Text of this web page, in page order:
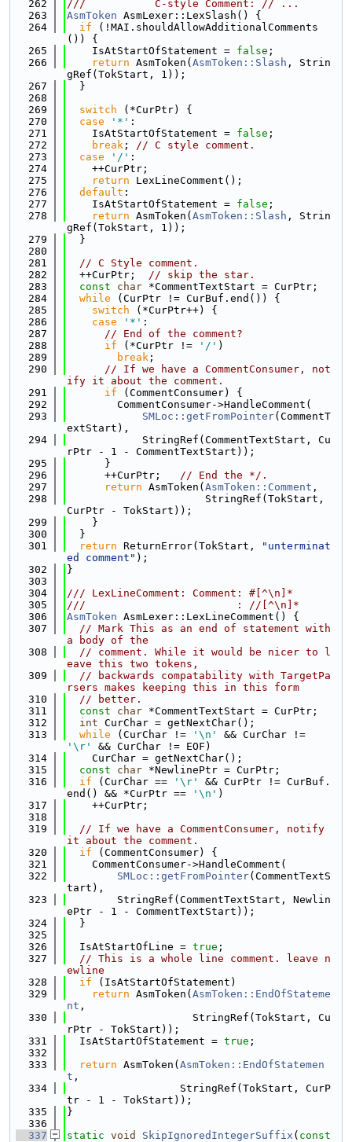
  262
///           C-style Comment: // ...
  263
AsmToken AsmLexer::LexSlash() {
  264
if (!MAI.shouldAllowAdditionalComments
()) {
  265
    IsAtStartOfStatement =
false ;
  266
return AsmToken( AsmToken::Slash , Strin
gRef(TokStart, 1));
  267
  }
  268
  269
switch (*CurPtr) {
  270
case '*' :
  271
    IsAtStartOfStatement =
false ;
  272
break ; // C style comment.
  273
case '/' :
  274
    ++CurPtr;
  275
return LexLineComment();
  276
default :
  277
    IsAtStartOfStatement =
false ;
  278
return AsmToken( AsmToken::Slash , Strin
gRef(TokStart, 1));
  279
  }
  280
  281
// C Style comment.
  282
  ++CurPtr;
// skip the star.
  283
const char *CommentTextStart = CurPtr;
  284
while (CurPtr != CurBuf.end()) {
  285
switch (*CurPtr++) {
  286
case '*' :
  287
// End of the comment?
  288
if (*CurPtr != '/' )
  289
break ;
  290
// If we have a CommentConsumer, not
ify it about the comment.
  291
if (CommentConsumer) {
  292
        CommentConsumer->HandleComment(
  293
SMLoc::getFromPointer(CommentT
extStart),
  294
            StringRef(CommentTextStart, Cu
rPtr - 1 - CommentTextStart));
  295
      }
  296
      ++CurPtr;
// End the */.
  297
return AsmToken( AsmToken::Comment ,
  298
                      StringRef(TokStart,
CurPtr - TokStart));
  299
    }
  300
  }
  301
return ReturnError(TokStart,
"unterminat
ed comment" );
  302
}
  303
  304
/// LexLineComment: Comment: #[^\n]*
  305
///                        : //[^\n]*
  306
AsmToken AsmLexer::LexLineComment() {
  307
// Mark This as an end of statement with
a body of the
  308
// comment. While it would be nicer to l
eave this two tokens,
  309
// backwards compatability with TargetPa
rsers makes keeping this in this form
  310
// better.
  311
const char *CommentTextStart = CurPtr;
  312
int CurChar = getNextChar();
  313
while (CurChar != '\n'
'\r'
&& CurChar != EOF)
  314
    CurChar = getNextChar();
  315
const char *NewlinePtr = CurPtr;
  316
if (CurChar == '\r'
&& CurPtr != CurBuf.
end() && *CurPtr ==
'\n' )
  317
    ++CurPtr;
  318
  319
// If we have a CommentConsumer, notify
it about the comment.
  320
if (CommentConsumer) {
  321
    CommentConsumer->HandleComment(
  322
SMLoc::getFromPointer(CommentTextS
tart),
  323
        StringRef(CommentTextStart, Newlin
ePtr - 1 - CommentTextStart));
  324
  }
  325
  326
  IsAtStartOfLine =
true ;
  327
// This is a whole line comment. leave n
ewline
  328
if (IsAtStartOfStatement)
  329
return AsmToken( AsmToken::EndOfStateme
nt ,
  330
                    StringRef(TokStart, Cu
rPtr - TokStart));
  331
  IsAtStartOfStatement =
true ;
  332
  333
return AsmToken( AsmToken::EndOfStatemen
t ,
  334
                  StringRef(TokStart, CurP
tr - 1 - TokStart));
  335
}
  336
  337
static void SkipIgnoredIntegerSuffix ( const